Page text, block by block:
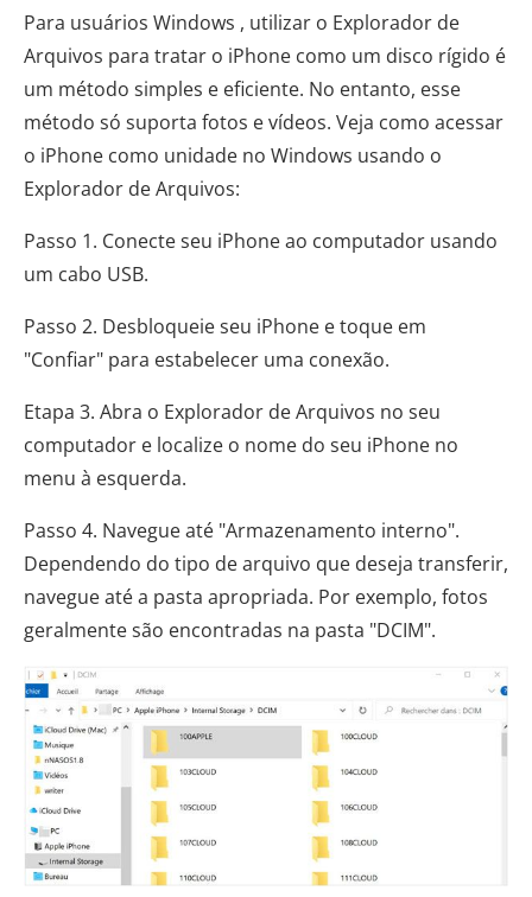
Para usuários Windows , utilizar o Explorador de
Arquivos para tratar o iPhone como um disco rígido é
um método simples e eficiente. No entanto, esse
método só suporta fotos e vídeos. Veja como acessar
o iPhone como unidade no Windows usando o
Explorador de Arquivos:
Passo 1. Conecte seu iPhone ao computador usando
um cabo USB.
Passo 2. Desbloqueie seu iPhone e toque em
"Confiar" para estabelecer uma conexão.
Etapa 3. Abra o Explorador de Arquivos no seu
computador e localize o nome do seu iPhone no
menu à esquerda.
Passo 4. Navegue até "Armazenamento interno".
Dependendo do tipo de arquivo que deseja transferir,
navegue até a pasta apropriada. Por exemplo, fotos
geralmente são encontradas na pasta "DCIM".